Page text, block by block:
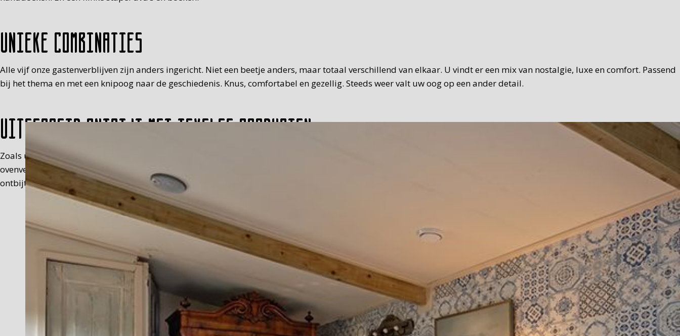
Unieke combinaties
Alle vijf onze gastenverblijven zijn anders ingericht. Niet een beetje anders, maar totaal verschillend van elkaar. U vindt er een mix van nostalgie, luxe en comfort. Passend
bij het thema en met een knipoog naar de geschiedenis. Knus, comfortabel en gezellig. Steeds weer valt uw oog op een ander detail.
Uitgebreid ontbijt met Texelse producten
Zoals u waarschijnlijk al heeft ontdekt, houden wij niet van standaard. Het ontbijt dat we u serveren, is uitgebreid en met een Texelse touch. Brood, zelfgemaakte hangop,
ovenverse scones, verse jus, melk, eitje (met muts), fruit, vleeswaren, zoet beleg. Teveel om op te noemen. Waar mogelijk gebruiken we Texelse producten. We serveren het
ontbijt in een picknickmand op de kamer, tussen 8.30 en 9.30 uur op de tijd die u prettig vindt. Bij mooi weer kunt u natuurlijk ook in de tuin ontbijten.